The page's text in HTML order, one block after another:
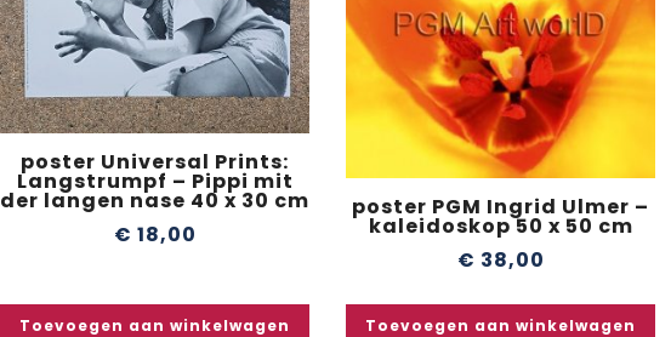
poster Universal Prints:
Langstrumpf – Pippi mit
der langen nase 40 x 30 cm
€ 18,00
Toevoegen aan winkelwagen
poster PGM Ingrid Ulmer –
kaleidoskop 50 x 50 cm
€ 38,00
Toevoegen aan winkelwagen